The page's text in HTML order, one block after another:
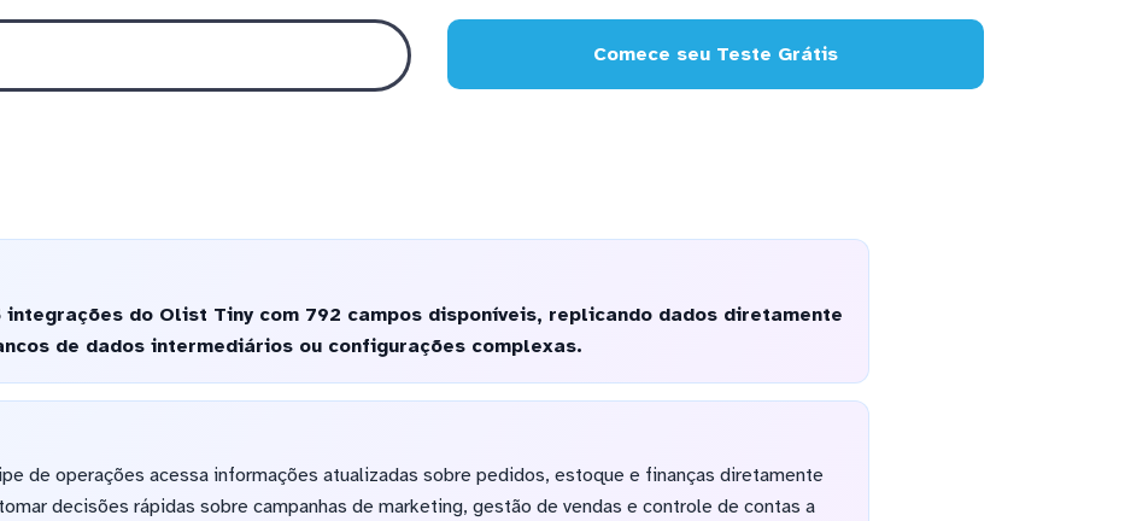
Comece seu Teste Grátis
integrações do Olist Tiny com 792 campos disponíveis, replicando dados diretamente
de dados intermediários ou configurações complexas.
de operações acessa informações atualizadas sobre pedidos, estoque e finanças diretamente
decisões rápidas sobre campanhas de marketing, gestão de vendas e controle de contas a